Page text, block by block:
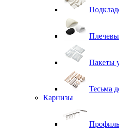
Пакеты
Тесьма
Карнизы